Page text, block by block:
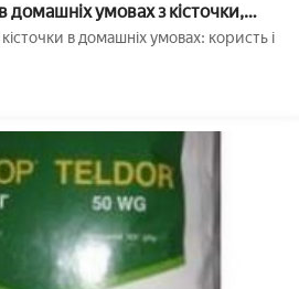
умовах з кісточки,
бруньок
в домашніх умовах: користь і